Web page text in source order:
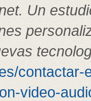
Un
contactar-
video-